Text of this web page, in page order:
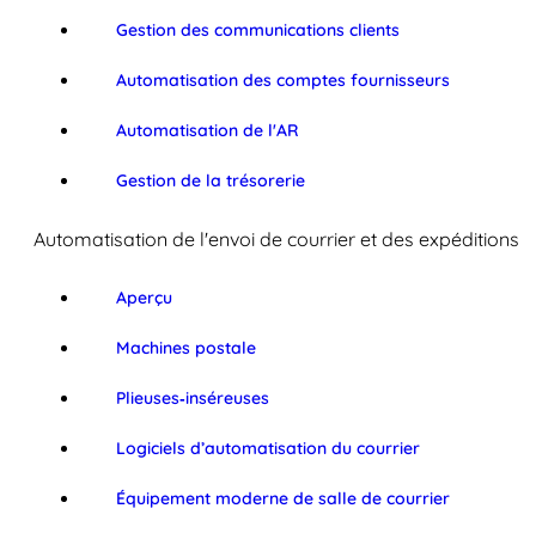
Gestion des communications clients
Automatisation des comptes fournisseurs
Automatisation de l'AR
Gestion de la trésorerie
Automatisation de l'envoi de courrier et des expéditions
Aperçu
Machines postale
Plieuses‑inséreuses
Logiciels d’automatisation du courrier
Équipement moderne de salle de courrier